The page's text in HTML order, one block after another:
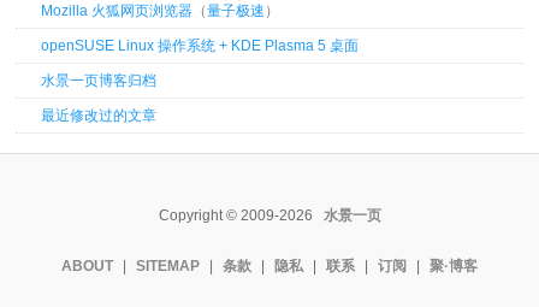
Mozilla 火狐网页浏览器 （量子极速 ）
openSUSE Linux 操作系统 + KDE Plasma 5 桌面
水景一页博客归档
最近修改过的文章
Copyright © 2009-2026 水景一页
ABOUT SITEMAP 条款 隐私 联系 订阅 聚·博客